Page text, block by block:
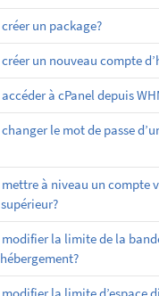
un package?
un nouveau compte
à cPanel depuis
le mot de passe
à niveau un compte
la limite de la